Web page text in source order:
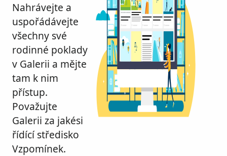
Nahrávejte a
uspořádávejte
všechny své
rodinné poklady
v Galerii a mějte
tam k nim
přístup.
Považujte
Galerii za jakési
řídící středisko
Vzpomínek.